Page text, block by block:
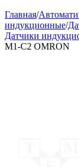
Главная/
индукционные/
Датчики
M1-C2 OMRON